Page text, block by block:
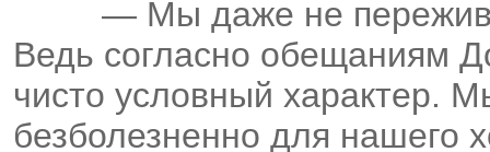
— Мы даже не
Ведь согласно обещаниям
чисто условный характер.
безболезненно для нашего